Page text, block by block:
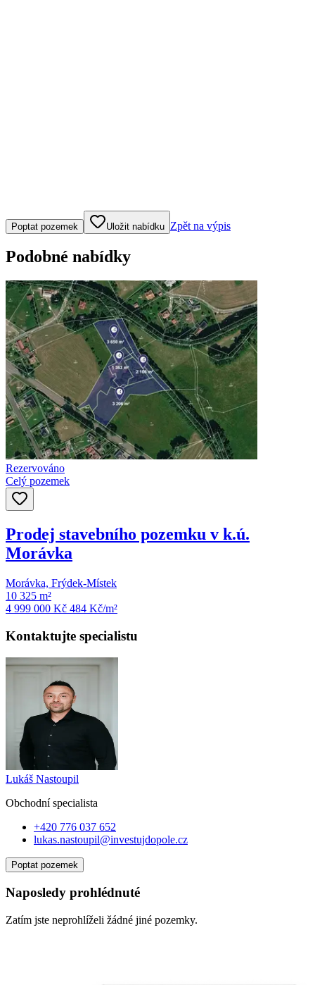
Klepněte nebo klikněte pro ovládání mapy
Poptat pozemek Uložit nabídku Zpět na výpis
Podobné nabídky
Rezervováno
Celý pozemek
Prodej stavebního pozemku v k.ú.
Morávka
Morávka, Frýdek-Místek
10 325 m²
4 999 000 Kč 484 Kč/m²
Kontaktujte specialistu
Lukáš Nastoupil
Obchodní specialista
+420 776 037 652
lukas.nastoupil@investujdopole.cz
Poptat pozemek
Naposledy prohlédnuté
Zatím jste neprohlíželi žádné jiné pozemky.